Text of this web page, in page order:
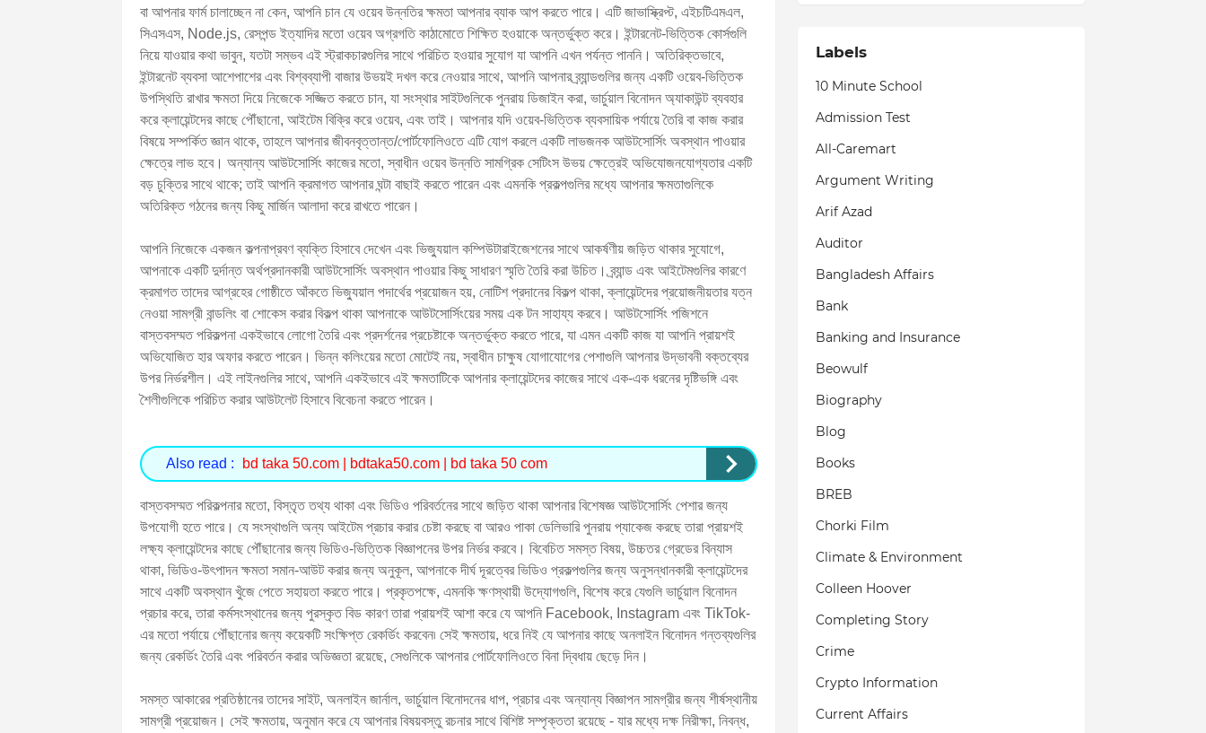
বা আপনার ফার্ম চালাচ্ছেন না কেন, আপনি চান যে ওয়েব উন্নতির ক্ষমতা আপনার ব্যাক আপ করতে পারে। এটি জাভাস্ক্রিপ্ট, এইচটিএমএল,
সিএসএস, Node.js, রেসপন্ড ইত্যাদির মতো ওয়েব অগ্রগতি কাঠামোতে শিক্ষিত হওয়াকে অন্তর্ভুক্ত করে। ইন্টারনেট-ভিত্তিক কোর্সগুলি
নিয়ে যাওয়ার কথা ভাবুন, যতটা সম্ভব এই স্ট্রাকচারগুলির সাথে পরিচিত হওয়ার সুযোগ যা আপনি এখন পর্যন্ত পাননি। অতিরিক্তভাবে,
ইন্টারনেট ব্যবসা আশেপাশের এবং বিশ্বব্যাপী বাজার উভয়ই দখল করে নেওয়ার সাথে, আপনি আপনার ব্র্যান্ডগুলির জন্য একটি ওয়েব-ভিত্তিক
উপস্থিতি রাখার ক্ষমতা দিয়ে নিজেকে সজ্জিত করতে চান, যা সংস্থার সাইটগুলিকে পুনরায় ডিজাইন করা, ভার্চুয়াল বিনোদন অ্যাকাউন্ট ব্যবহার
করে ক্লায়েন্টদের কাছে পৌঁছানো, আইটেম বিক্রি করে ওয়েব, এবং তাই। আপনার যদি ওয়েব-ভিত্তিক ব্যবসায়িক পর্যায়ে তৈরি বা কাজ করার
বিষয়ে সম্পর্কিত জ্ঞান থাকে, তাহলে আপনার জীবনবৃত্তান্ত/পোর্টফোলিওতে এটি যোগ করলে একটি লাভজনক আউটসোর্সিং অবস্থান পাওয়ার
ক্ষেত্রে লাভ হবে। অন্যান্য আউটসোর্সিং কাজের মতো, স্বাধীন ওয়েব উন্নতি সামগ্রিক সেটিংস উভয় ক্ষেত্রেই অভিযোজনযোগ্যতার একটি
বড় চুক্তির সাথে থাকে; তাই আপনি ক্রমাগত আপনার ঘন্টা বাছাই করতে পারেন এবং এমনকি প্রকল্পগুলির মধ্যে আপনার ক্ষমতাগুলিকে
অতিরিক্ত গঠনের জন্য কিছু মার্জিন আলাদা করে রাখতে পারেন।
আপনি নিজেকে একজন কল্পনাপ্রবণ ব্যক্তি হিসাবে দেখেন এবং ভিজ্যুয়াল কম্পিউটারাইজেশনের সাথে আকর্ষণীয় জড়িত থাকার সুযোগে,
আপনাকে একটি দুর্দান্ত অর্থপ্রদানকারী আউটসোর্সিং অবস্থান পাওয়ার কিছু সাধারণ স্মৃতি তৈরি করা উচিত। ব্র্যান্ড এবং আইটেমগুলির কারণে
ক্রমাগত তাদের আগ্রহের গোষ্ঠীতে আঁকতে ভিজ্যুয়াল পদার্থের প্রয়োজন হয়, নোটিশ প্রদানের বিকল্প থাকা, ক্লায়েন্টদের প্রয়োজনীয়তার যত্ন
নেওয়া সামগ্রী বান্ডলিং বা শোকেস করার বিকল্প থাকা আপনাকে আউটসোর্সিংয়ের সময় এক টন সাহায্য করবে। আউটসোর্সিং পজিশনে
বাস্তবসম্মত পরিকল্পনা একইভাবে লোগো তৈরি এবং প্রদর্শনের প্রচেষ্টাকে অন্তর্ভুক্ত করতে পারে, যা এমন একটি কাজ যা আপনি প্রায়শই
অভিযোজিত হার অফার করতে পারেন। ভিন্ন কলিংয়ের মতো মোটেই নয়, স্বাধীন চাক্ষুষ যোগাযোগের পেশাগুলি আপনার উদ্ভাবনী বক্তব্যের
উপর নির্ভরশীল। এই লাইনগুলির সাথে, আপনি একইভাবে এই ক্ষমতাটিকে আপনার ক্লায়েন্টদের কাজের সাথে এক-এক ধরনের দৃষ্টিভঙ্গি এবং
শৈলীগুলিকে পরিচিত করার আউটলেট হিসাবে বিবেচনা করতে পারেন।
Also read : bd taka 50.com | bdtaka50.com | bd taka 50 com
বাস্তবসম্মত পরিকল্পনার মতো, বিস্তৃত তথ্য থাকা এবং ভিডিও পরিবর্তনের সাথে জড়িত থাকা আপনার বিশেষজ্ঞ আউটসোর্সিং পেশার জন্য
উপযোগী হতে পারে। যে সংস্থাগুলি অন্য আইটেম প্রচার করার চেষ্টা করছে বা আরও পাকা ডেলিভারি পুনরায় প্যাকেজ করছে তারা প্রায়শই
লক্ষ্য ক্লায়েন্টদের কাছে পৌঁছানোর জন্য ভিডিও-ভিত্তিক বিজ্ঞাপনের উপর নির্ভর করবে। বিবেচিত সমস্ত বিষয়, উচ্চতর গ্রেডের বিন্যাস
থাকা, ভিডিও-উৎপাদন ক্ষমতা সমান-আউট করার জন্য অনুকূল, আপনাকে দীর্ঘ দূরত্বের ভিডিও প্রকল্পগুলির জন্য অনুসন্ধানকারী ক্লায়েন্টদের
সাথে একটি অবস্থান খুঁজে পেতে সহায়তা করতে পারে। প্রকৃতপক্ষে, এমনকি ক্ষণস্থায়ী উদ্যোগগুলি, বিশেষ করে যেগুলি ভার্চুয়াল বিনোদন
প্রচার করে, তারা কর্মসংস্থানের জন্য পুরস্কৃত বিড কারণ তারা প্রায়শই আশা করে যে আপনি Facebook, Instagram এবং TikTok-
এর মতো পর্যায়ে পৌঁছানোর জন্য কয়েকটি সংক্ষিপ্ত রেকর্ডিং করবেন৷ সেই ক্ষমতায়, ধরে নিই যে আপনার কাছে অনলাইন বিনোদন গন্তব্যগুলির
জন্য রেকর্ডিং তৈরি এবং পরিবর্তন করার অভিজ্ঞতা রয়েছে, সেগুলিকে আপনার পোর্টফোলিওতে বিনা দ্বিধায় ছেড়ে দিন।
সমস্ত আকারের প্রতিষ্ঠানের তাদের সাইট, অনলাইন জার্নাল, ভার্চুয়াল বিনোদনের ধাপ, প্রচার এবং অন্যান্য বিজ্ঞাপন সামগ্রীর জন্য শীর্ষস্থানীয়
সামগ্রী প্রয়োজন। সেই ক্ষমতায়, অনুমান করে যে আপনার বিষয়বস্তু রচনার সাথে বিশিষ্ট সম্পৃক্ততা রয়েছে - যার মধ্যে দক্ষ নিরীক্ষা, নিবন্ধ,
Labels
10 Minute School
Admission Test
All-Caremart
Argument Writing
Arif Azad
Auditor
Bangladesh Affairs
Bank
Banking and Insurance
Beowulf
Biography
Blog
Books
BREB
Chorki Film
Climate & Environment
Colleen Hoover
Completing Story
Crime
Crypto Information
Current Affairs